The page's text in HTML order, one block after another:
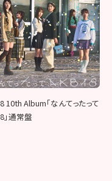
10th Album「なんてったって
」通常盤